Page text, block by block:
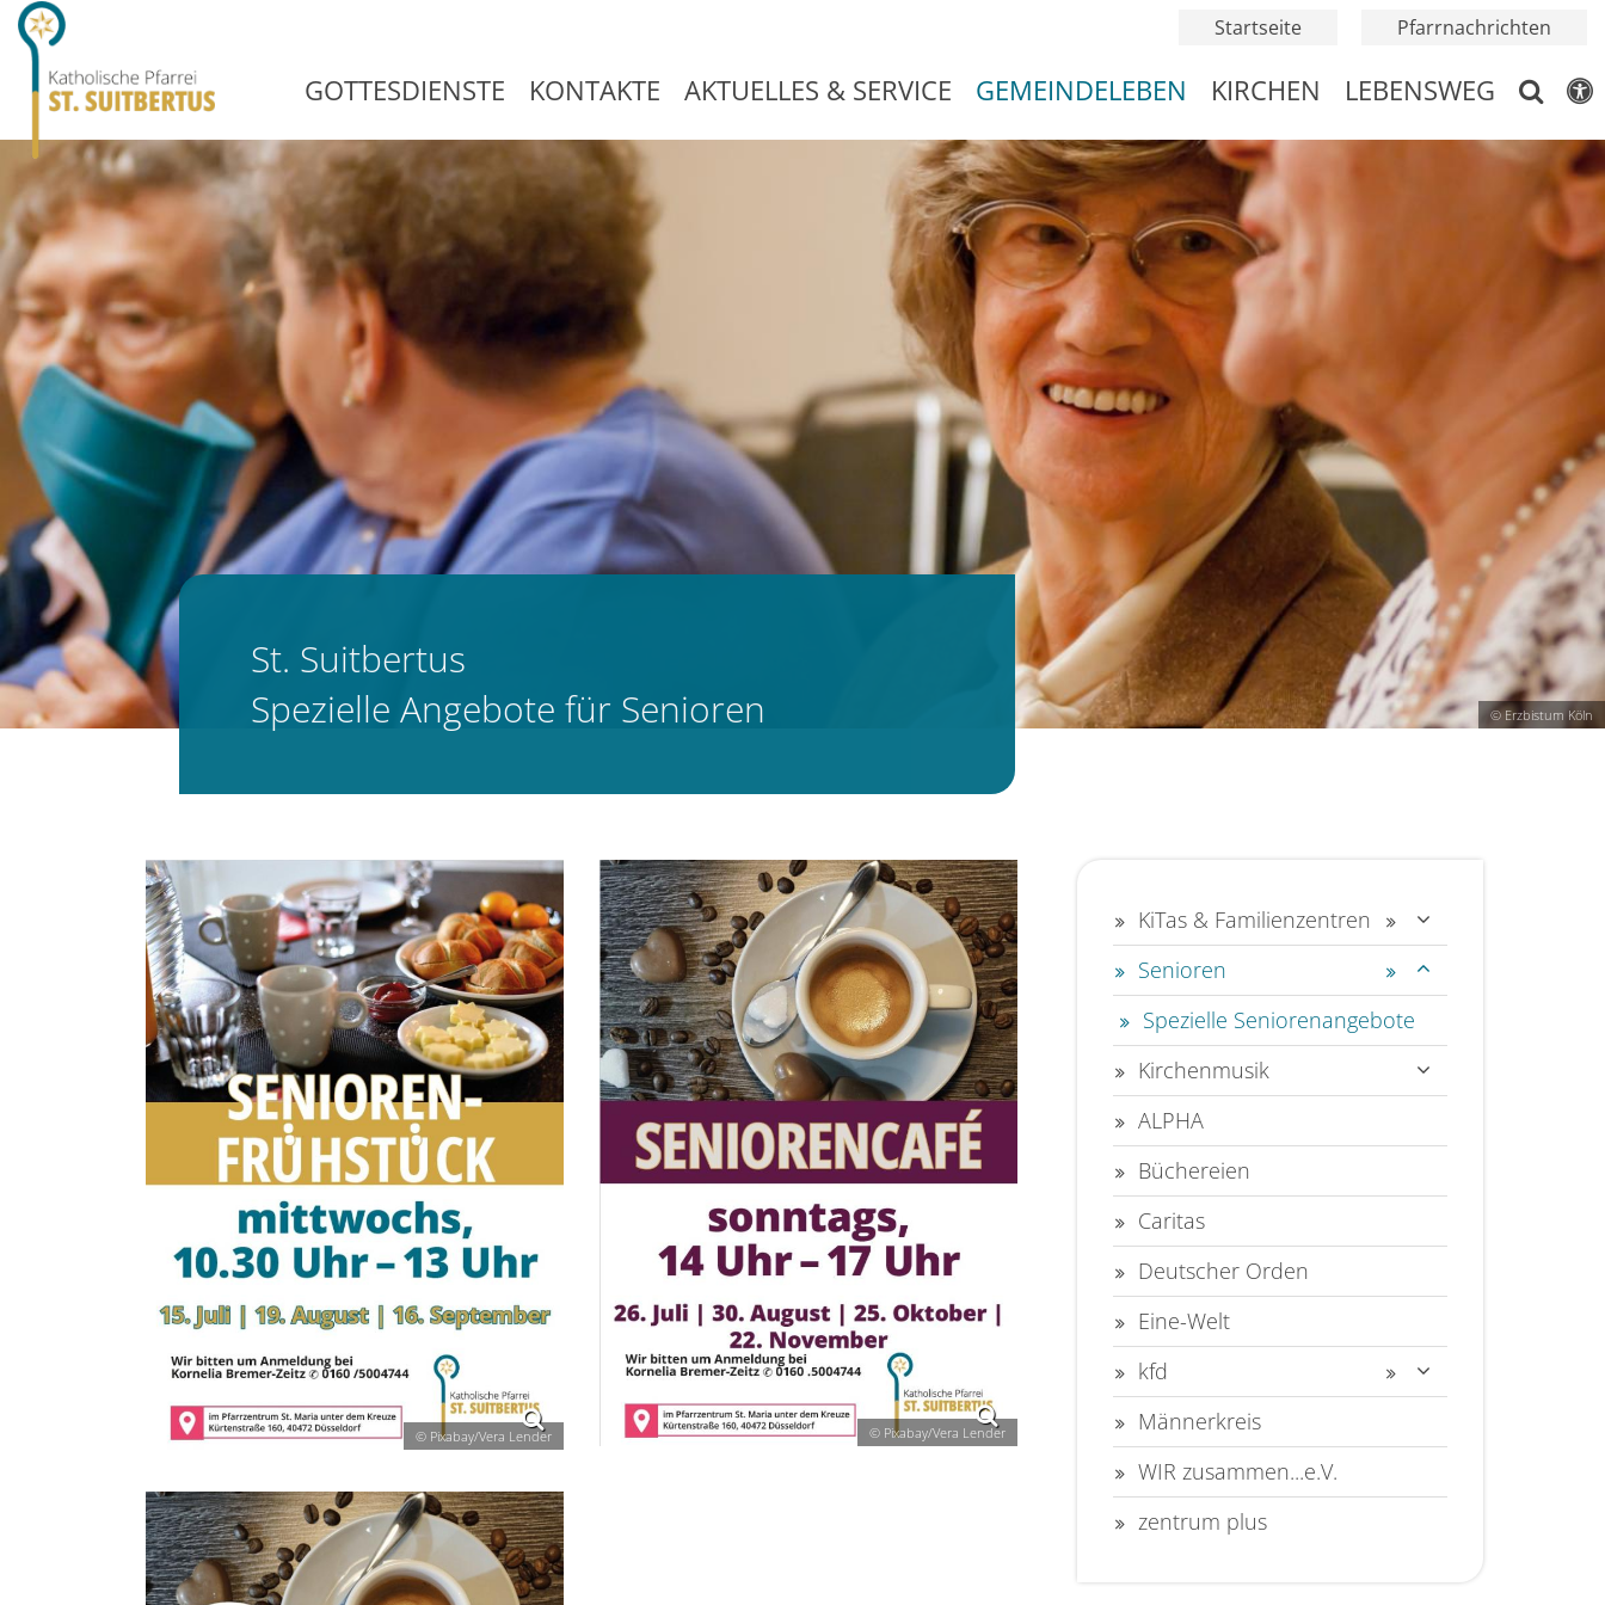
Startseite Pfarrnachrichten
GOTTESDIENSTE KONTAKTE AKTUELLES & SERVICE GEMEINDELEBEN KIRCHEN LEBENSWEG
St. Suitbertus
Spezielle Angebote für Senioren
© Erzbistum Köln
© Pixabay/Vera Lender © Pixabay/Vera Lender
KiTas & Familienzentren
Senioren
Spezielle Seniorenangebote
Kirchenmusik
ALPHA
Büchereien
Caritas
Deutscher Orden
Eine-Welt
kfd
Männerkreis
WIR zusammen...e.V.
zentrum plus